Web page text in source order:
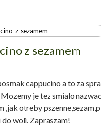
z sezamem
cappucino a to za
je tez smialo
otreby
nimi do woli.